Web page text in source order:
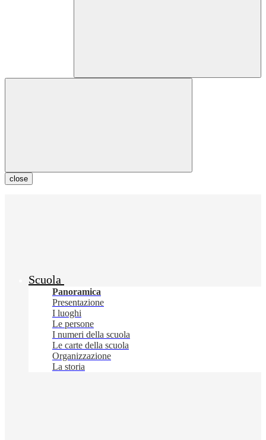
close
Scuola
Panoramica
Presentazione
I luoghi
Le persone
I numeri della scuola
Le carte della scuola
Organizzazione
La storia